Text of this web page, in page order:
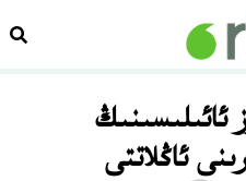
ئائىلىسىنىڭ
ئاڭلاتتى